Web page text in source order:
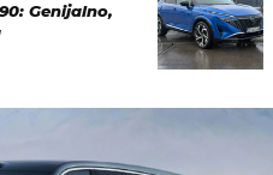
Genijalno,